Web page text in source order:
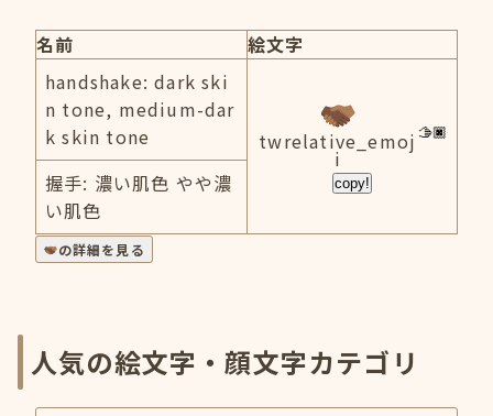
名前
絵文字
handshake: dark ski
n tone, medium-dar
k skin tone
twrelative_emoj
i
copy!
握手: 濃い肌色 やや濃
い肌色
の詳細を見る
人気の絵文字・顔文字カテゴリ